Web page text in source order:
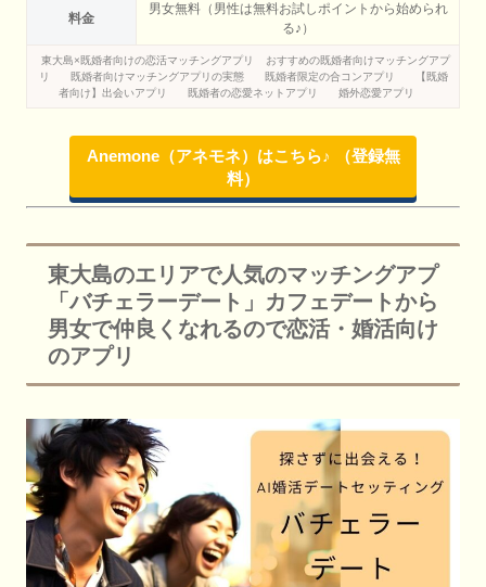
料金
男女無料（男性は無料お試しポイントから始められ
る♪）
東大島×既婚者向けの恋活マッチングアプリ
おすすめの既婚者向けマッチングアプ
リ
既婚者向けマッチングアプリの実態 既婚者限定の合コンアプリ
【既婚
者向け】出会いアプリ
既婚者の恋愛ネットアプリ 婚外恋愛アプリ
Anemone（アネモネ）はこちら♪ （登録無
料）
東大島のエリアで人気のマッチングアプ
「バチェラーデート」カフェデートから
男女で仲良くなれるので恋活・婚活向け
のアプリ